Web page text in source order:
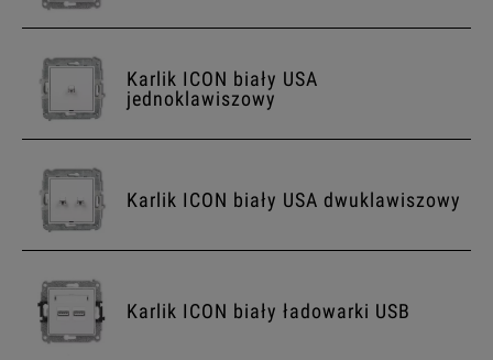
Karlik ICON biały USA
jednoklawiszowy
Karlik ICON biały USA dwuklawiszowy
Karlik ICON biały ładowarki USB